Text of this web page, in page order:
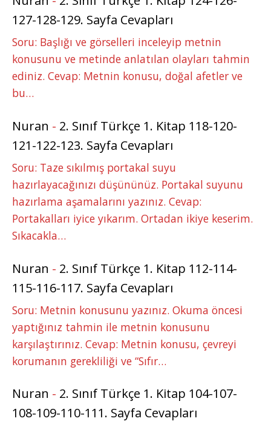
127-128-129. Sayfa Cevapları
Soru: Başlığı ve görselleri inceleyip metnin
konusunu ve metinde anlatılan olayları tahmin
ediniz. Cevap: Metnin konusu, doğal afetler ve
bu…
Nuran - 2. Sınıf Türkçe 1. Kitap 118-120-
121-122-123. Sayfa Cevapları
Soru: Taze sıkılmış portakal suyu
hazırlayacağınızı düşününüz. Portakal suyunu
hazırlama aşamalarını yazınız. Cevap:
Portakalları iyice yıkarım. Ortadan ikiye keserim.
Sıkacakla…
Nuran - 2. Sınıf Türkçe 1. Kitap 112-114-
115-116-117. Sayfa Cevapları
Soru: Metnin konusunu yazınız. Okuma öncesi
yaptığınız tahmin ile metnin konusunu
karşılaştırınız. Cevap: Metnin konusu, çevreyi
korumanın gerekliliği ve “Sıfır…
Nuran - 2. Sınıf Türkçe 1. Kitap 104-107-
108-109-110-111. Sayfa Cevapları